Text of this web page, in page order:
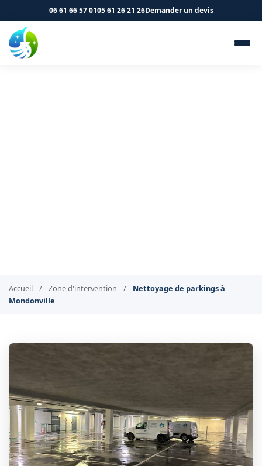
06 61 66 57 0105 61 26 21 26Demander un devis
Accueil / Zone d'intervention /
Nettoyage de parkings à
Mondonville